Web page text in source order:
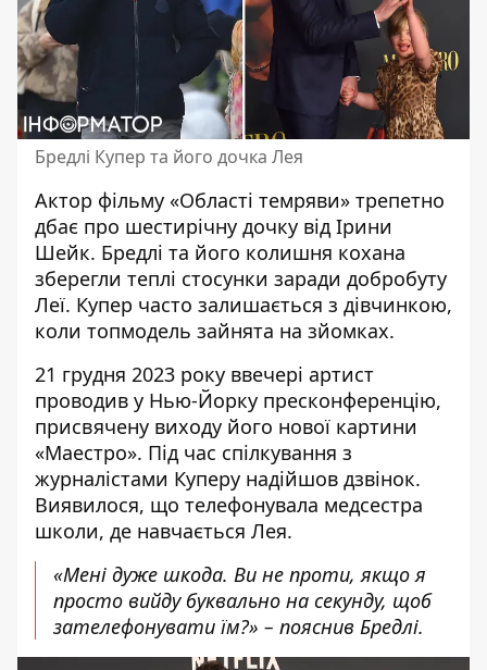
Бредлі Купер та його дочка Лея
Актор фільму «Області темряви» трепетно
дбає про шестирічну дочку від Ірини
Шейк. Бредлі та його колишня кохана
зберегли теплі стосунки заради добробуту
Леї. Купер часто залишається з дівчинкою,
коли топмодель зайнята на зйомках.
21 грудня 2023 року ввечері артист
проводив у Нью-Йорку пресконференцію,
присвячену виходу його нової картини
«Маестро». Під час спілкування з
журналістами Куперу надійшов дзвінок.
Виявилося, що телефонувала медсестра
школи, де навчається Лея.
«Мені дуже шкода. Ви не проти, якщо я
просто вийду буквально на секунду, щоб
зателефонувати їм?» – пояснив Бредлі.